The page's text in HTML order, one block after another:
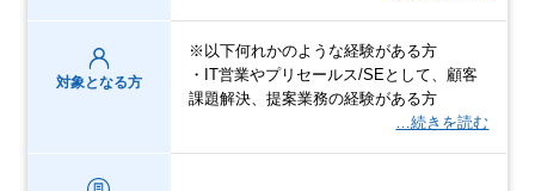
対象となる方
※以下何れかのような経験がある方
・IT営業やプリセールス/SEとして、顧客
課題解決、提案業務の経験がある方
…続きを読む